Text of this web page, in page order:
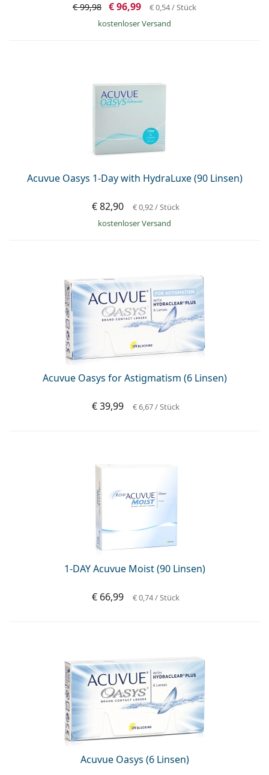
€ 99,98 € 96,99 € 0,54/ Stück
kostenloser Versand
Acuvue Oasys 1-Day with HydraLuxe (90 Linsen)
€ 82,90 € 0,92/ Stück
kostenloser Versand
Acuvue Oasys for Astigmatism (6 Linsen)
€ 39,99 € 6,67/ Stück
1-DAY Acuvue Moist (90 Linsen)
€ 66,99 € 0,74/ Stück
Acuvue Oasys (6 Linsen)